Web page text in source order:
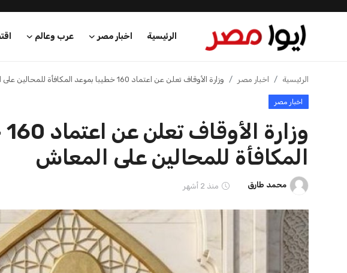
الرئيسية اخبار مصر عرب وعالم
الرئيسية
اخبار مصر
عرب وعالم
اخبار الرياضة
منوعات
فن وثقافة
الرئيسية اخبار مصر وزارة الأوقاف تعلن عن اعتماد 160 خطيبا بموعد المكافأة للمحالين على المعاش
اخبار مصر
المكافأة للمحالين على المعاش
محمد طارق منذ 2 أشهر